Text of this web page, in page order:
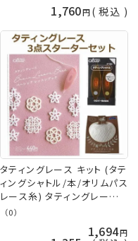
1,760 税込
タティングレース キット (タテ
ィングシャトル/本/オリムパス
レース糸) タティングレースス
ターターセット 初心者 レース
（0）
1,694